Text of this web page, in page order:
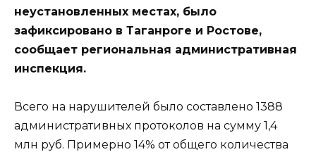
неустановленных местах, было
зафиксировано в Таганроге и Ростове,
сообщает региональная административная
инспекция.
Всего на нарушителей было составлено 1388
административных протоколов на сумму 1,4
млн руб. Примерно 14% от общего количества